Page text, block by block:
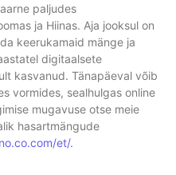
paljudes
ja Hiinas. Aja jooksul on
keerukamaid mänge ja
digitaalsete
kasvanud. Tänapäeval võib
vormides, sealhulgas online
mugavuse otse meie
hasartmängude
et/.